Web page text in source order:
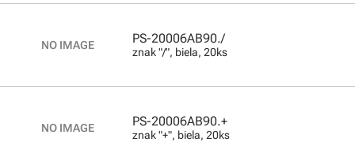
PS-20006AB90./
znak "/", biela, 20ks
PS-20006AB90.+
znak "+", biela, 20ks